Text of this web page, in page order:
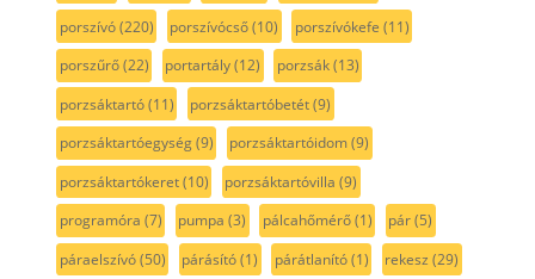
porszívó(220) porszívócső(10) porszívókefe (11)
porszűrő(22) portartály(12) porzsák(13)
porzsáktartó(11) porzsáktartóbetét(9)
porzsáktartóegység(9) porzsáktartóidom(9)
porzsáktartókeret(10) porzsáktartóvilla (9)
programóra (7) pumpa (3) pálcahőmérő(1) pár(5)
páraelszívó(50) párásító(1) párátlanító(1) rekesz (29)